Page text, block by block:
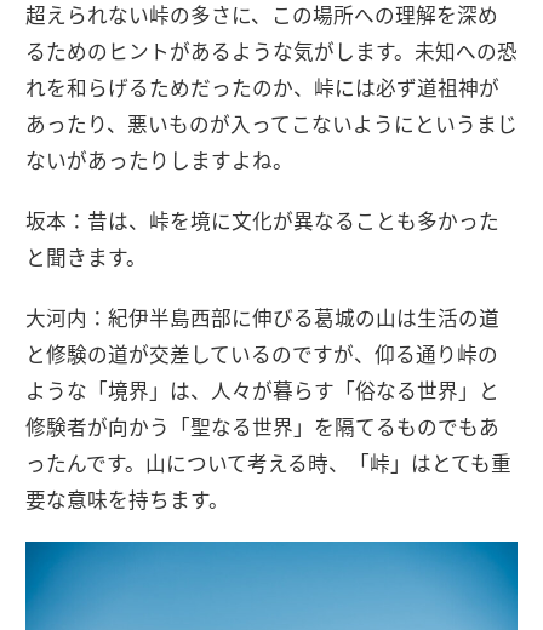
超えられない峠の多さに、この場所への理解を深め
るためのヒントがあるような気がします。未知への恐
れを和らげるためだったのか、峠には必ず道祖神が
あったり、悪いものが入ってこないようにというまじ
ないがあったりしますよね。
坂本：昔は、峠を境に文化が異なることも多かった
と聞きます。
大河内：紀伊半島西部に伸びる葛城の山は生活の道
と修験の道が交差しているのですが、仰る通り峠の
ような「境界」は、人々が暮らす「俗なる世界」と
修験者が向かう「聖なる世界」を隔てるものでもあ
ったんです。山について考える時、「峠」はとても重
要な意味を持ちます。